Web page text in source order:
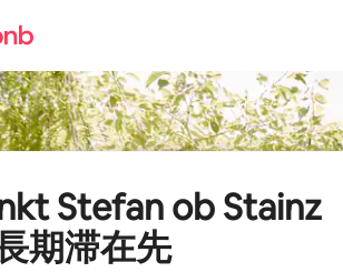
Stefan ob Stainz
期滞在先